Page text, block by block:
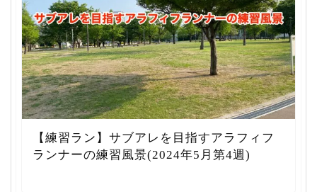
【練習ラン】サブアレを目指すアラフィフ
ランナーの練習風景(2024年5月第4週)